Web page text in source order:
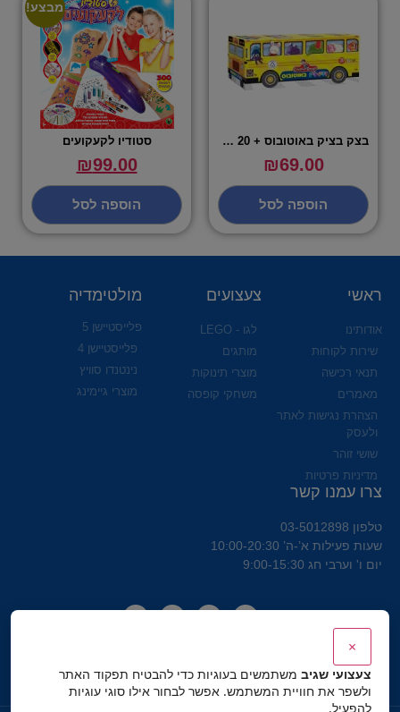
בצק בציק באוטובוס + 20 מיכלי בצק
₪69.00
הוספה לסל
מבצע!
סטודיו לקעקועים
₪99.00
הוספה לסל
ראשי
אודותינו
שירות לקוחות
תנאי רכישה
מאמרים
הצהרת נגישות לאתר
ולעסק
שושי זוהר
מדיניות פרטיות
צעצועים
לגו - LEGO
מותגים
מוצרי תינוקות
משחקי קופסה
מולטימדיה
פלייסטיישן 5
פלייסטיישן 4
נינטנדו סוויץ
מוצרי גיימינג
צרו עמנו קשר
טלפון 03-5012898
שעות פעילות א’-ה’ 10:00-20:30
יום ו' וערבי חג 9:00-15:30
×
צעצועי שגיב משתמשים בעוגיות כדי להבטיח תפקוד האתר
ולשפר את חוויית המשתמש. אפשר לבחור אילו סוגי עוגיות
להפעיל.